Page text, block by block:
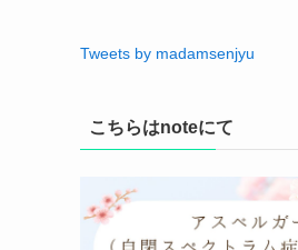
Tweets by madamsenjyu
こちらはnoteにて